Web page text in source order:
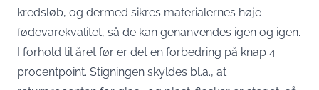
kredsløb, og dermed sikres materialernes høje
fødevarekvalitet, så de kan genanvendes igen og igen.
I forhold til året før er det en forbedring på knap 4
procentpoint. Stigningen skyldes bl.a., at